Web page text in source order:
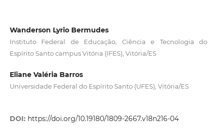
Wanderson Lyrio Bermudes
Instituto Federal de Educação, Ciência e Tecnologia do
Espírito Santo campus Vitória (IFES), Vitória/ES
Eliane Valéria Barros
Universidade Federal do Espírito Santo (UFES), Vitória/ES
DOI: https://doi.org/10.19180/1809-2667.v18n216-04